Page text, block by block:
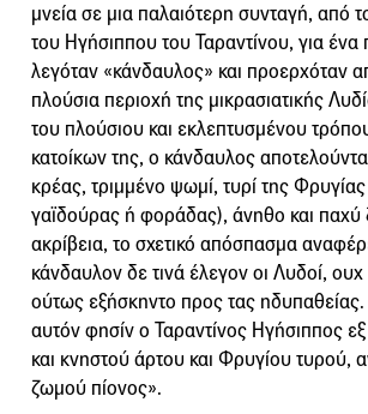
μνεία σε μια παλαιότερη συνταγή, από
του Ηγήσιππου του Ταραντίνου, για ένα
λεγόταν «κάνδαυλος» και προερχόταν
πλούσια περιοχή της μικρασιατικής
του πλούσιου και εκλεπτυσμένου
κατοίκων της, ο κάνδαυλος
κρέας, τριμμένο ψωμί, τυρί της
γαϊδούρας ή φοράδας), άνηθο και παχύ
ακρίβεια, το σχετικό απόσπασμα
κάνδαυλον δε τινά έλεγον οι Λυδοί, ουχ
ούτως εξήσκηντο προς τας ηδυπαθείας.
αυτόν φησίν ο Ταραντίνος Ηγήσιππος
και κνηστού άρτου και Φρυγίου τυρού,
ζωμού πίονος».